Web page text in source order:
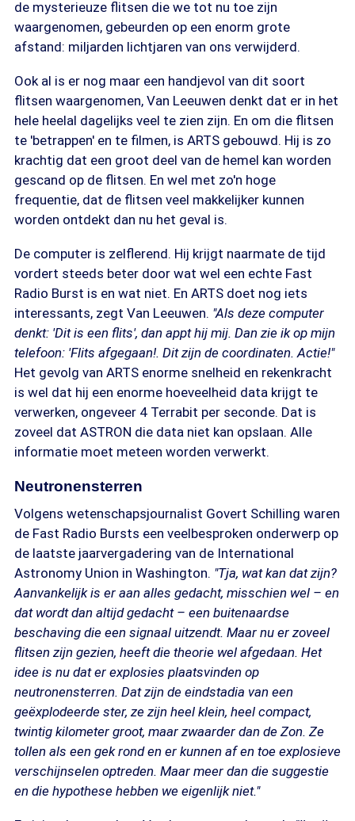
de mysterieuze flitsen die we tot nu toe zijn
waargenomen, gebeurden op een enorm grote
afstand: miljarden lichtjaren van ons verwijderd.
Ook al is er nog maar een handjevol van dit soort
flitsen waargenomen, Van Leeuwen denkt dat er in het
hele heelal dagelijks veel te zien zijn. En om die flitsen
te 'betrappen' en te filmen, is ARTS gebouwd. Hij is zo
krachtig dat een groot deel van de hemel kan worden
gescand op de flitsen. En wel met zo'n hoge
frequentie, dat de flitsen veel makkelijker kunnen
worden ontdekt dan nu het geval is.
De computer is zelflerend. Hij krijgt naarmate de tijd
vordert steeds beter door wat wel een echte Fast
Radio Burst is en wat niet. En ARTS doet nog iets
interessants, zegt Van Leeuwen. "Als deze computer
denkt: 'Dit is een flits', dan appt hij mij. Dan zie ik op mijn
telefoon: 'Flits afgegaan!. Dit zijn de coordinaten. Actie!"
Het gevolg van ARTS enorme snelheid en rekenkracht
is wel dat hij een enorme hoeveelheid data krijgt te
verwerken, ongeveer 4 Terrabit per seconde. Dat is
zoveel dat ASTRON die data niet kan opslaan. Alle
informatie moet meteen worden verwerkt.
Neutronensterren
Volgens wetenschapsjournalist Govert Schilling waren
de Fast Radio Bursts een veelbesproken onderwerp op
de laatste jaarvergadering van de International
Astronomy Union in Washington. "Tja, wat kan dat zijn?
Aanvankelijk is er aan alles gedacht, misschien wel – en
dat wordt dan altijd gedacht – een buitenaardse
beschaving die een signaal uitzendt. Maar nu er zoveel
flitsen zijn gezien, heeft die theorie wel afgedaan. Het
idee is nu dat er explosies plaatsvinden op
neutronensterren. Dat zijn de eindstadia van een
geëxplodeerde ster, ze zijn heel klein, heel compact,
twintig kilometer groot, maar zwaarder dan de Zon. Ze
tollen als een gek rond en er kunnen af en toe explosieve
verschijnselen optreden. Maar meer dan die suggestie
en die hypothese hebben we eigenlijk niet."